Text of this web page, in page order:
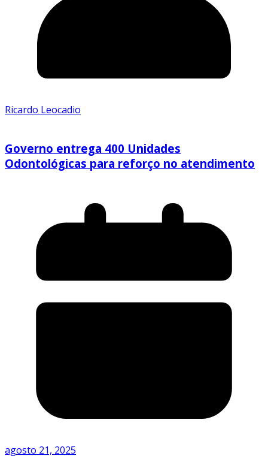
Ricardo Leocadio
Governo entrega 400 Unidades
Odontológicas para reforço no atendimento
agosto 21, 2025